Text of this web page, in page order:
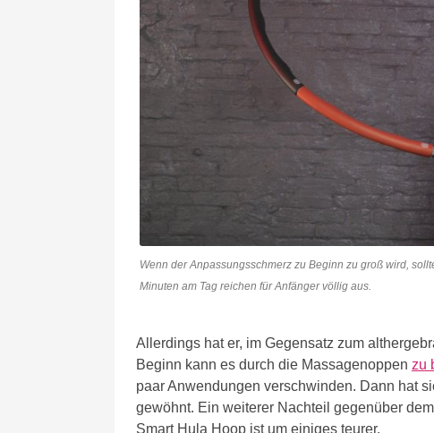
Wenn der Anpassungsschmerz zu Beginn zu groß wird,
Minuten am Tag reichen für Anfänger völlig aus.
Allerdings hat er, im Gegensatz zum
Beginn kann es durch die Massagenoppen zu
paar Anwendungen verschwinden. Dann hat
gewöhnt. Ein weiterer Nachteil gegenüber
Smart Hula Hoop ist um einiges teurer.